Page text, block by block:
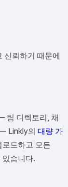
신뢰하기 때문에
팀 디렉토리, 채
Linkly의 대량 가
드하고 모든
습니다.